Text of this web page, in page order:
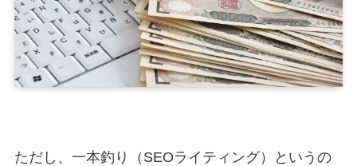
ただし、一本釣り（SEOライティング）というの